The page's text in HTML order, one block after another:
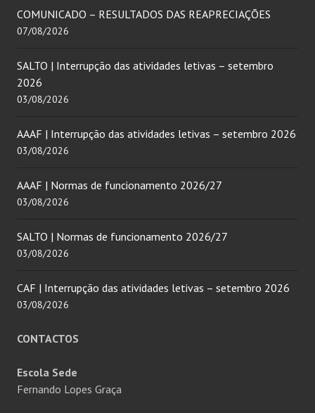
COMUNICADO – RESULTADOS DAS REAPRECIAÇÕES
07/08/2026
SALTO | Interrupção das atividades letivas – setembro
2026
03/08/2026
AAAF | Interrupção das atividades letivas – setembro 2026
03/08/2026
AAAF | Normas de funcionamento 2026/27
03/08/2026
SALTO | Normas de funcionamento 2026/27
03/08/2026
CAF | Interrupção das atividades letivas – setembro 2026
03/08/2026
CONTACTOS
Escola Sede
Fernando Lopes Graça